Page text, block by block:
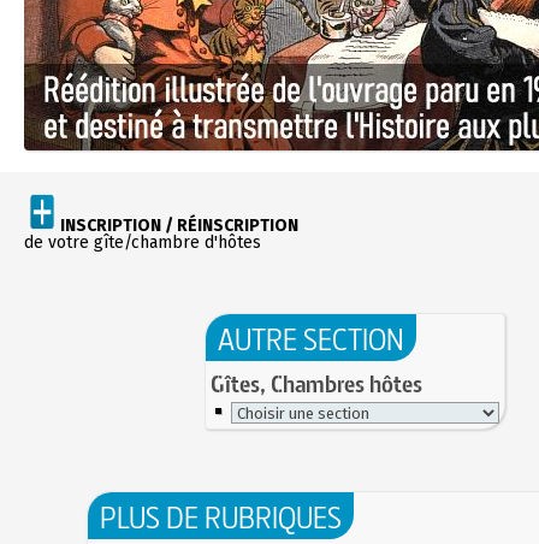
INSCRIPTION / RÉINSCRIPTION
de votre gîte/chambre d'hôtes
AUTRE SECTION
Gîtes, Chambres hôtes
PLUS DE RUBRIQUES